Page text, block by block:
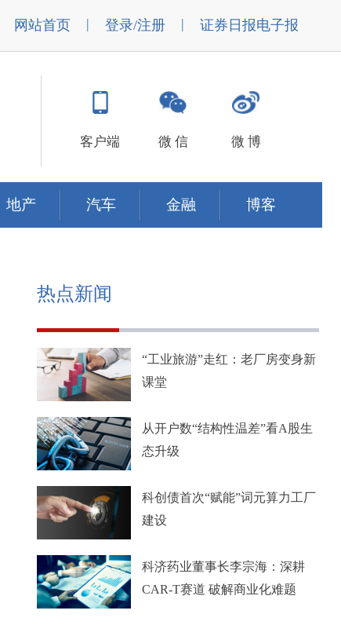
网站首页 | 登录/注册 | 证券日报电子报
客户端 微 信 微 博
地产 汽车 金融 博客
热点新闻
“工业旅游”走红：老厂房变身新
课堂
从开户数“结构性温差”看A股生
态升级
科创债首次“赋能”词元算力工厂
建设
科济药业董事长李宗海：深耕
CAR-T赛道 破解商业化难题